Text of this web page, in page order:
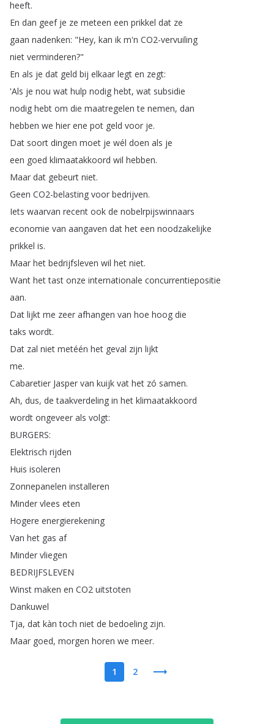
heeft.
En dan geef je ze meteen een prikkel dat ze
gaan nadenken: "Hey, kan ik m'n CO2-vervuiling
niet verminderen?"
En als je dat geld bij elkaar legt en zegt:
'Als je nou wat hulp nodig hebt, wat subsidie
nodig hebt om die maatregelen te nemen, dan
hebben we hier ene pot geld voor je.
Dat soort dingen moet je wél doen als je
een goed klimaatakkoord wil hebben.
Maar dat gebeurt niet.
Geen CO2-belasting voor bedrijven.
Iets waarvan recent ook de nobelrpijswinnaars
economie van aangaven dat het een noodzakelijke
prikkel is.
Maar het bedrijfsleven wil het niet.
Want het tast onze internationale concurrentiepositie
aan.
Dat lijkt me zeer afhangen van hoe hoog die
taks wordt.
Dat zal niet metéén het geval zijn lijkt
me.
Cabaretier Jasper van kuijk vat het zó samen.
Ah, dus, de taakverdeling in het klimaatakkoord
wordt ongeveer als volgt:
BURGERS:
Elektrisch rijden
Huis isoleren
Zonnepanelen installeren
Minder vlees eten
Hogere energierekening
Van het gas af
Minder vliegen
BEDRIJFSLEVEN
Winst maken en CO2 uitstoten
Dankuwel
Tja, dat kàn toch niet de bedoeling zijn.
Maar goed, morgen horen we meer.
1 2